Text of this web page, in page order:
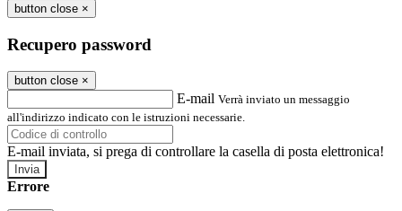
button close ×
Recupero password
button close ×
E-mail Verrà inviato un messaggio
all'indirizzo indicato con le istruzioni necessarie.
E-mail inviata, si prega di controllare la casella di posta elettronica!
Errore